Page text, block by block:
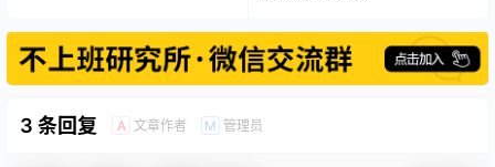
3 条回复 A 文章作者 M 管理员